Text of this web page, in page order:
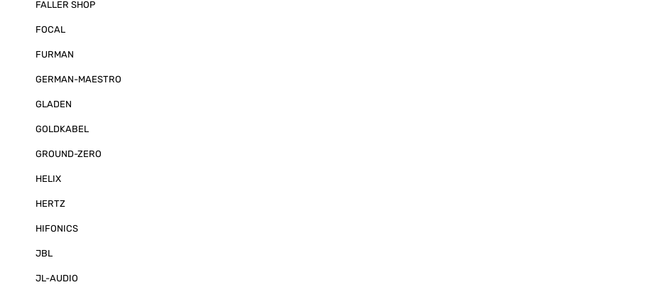
FALLER SHOP
FOCAL
FURMAN
GERMAN-MAESTRO
GLADEN
GOLDKABEL
GROUND-ZERO
HELIX
HERTZ
HIFONICS
JBL
JL-AUDIO